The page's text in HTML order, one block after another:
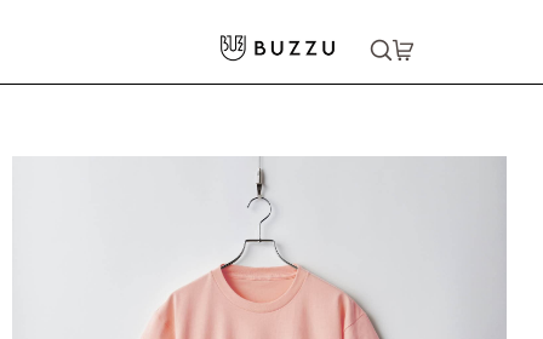
5.6oz ヘビーウェイトTシャツ